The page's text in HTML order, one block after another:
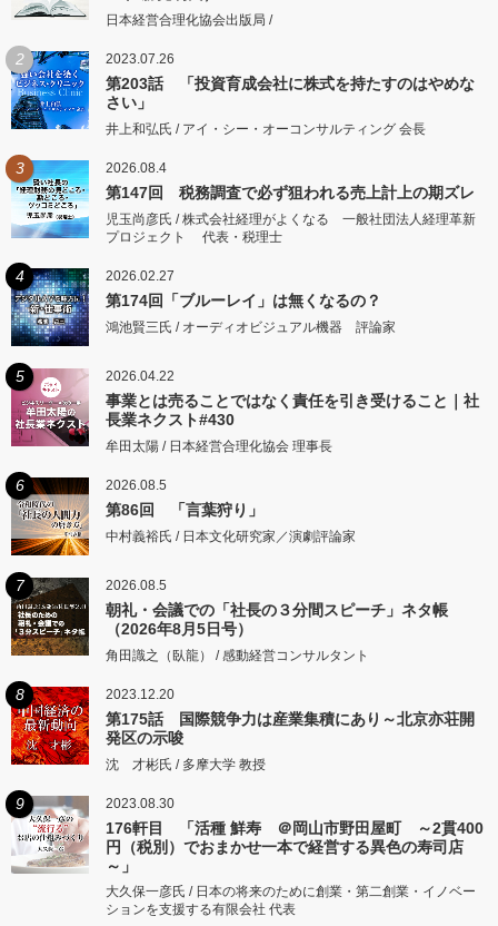
日本経営合理化協会出版局 /
2 2023.07.26
第203話 「投資育成会社に株式を持たすのはやめな
さい」
井上和弘氏 / アイ・シー・オーコンサルティング 会長
3 2026.08.4
第147回 税務調査で必ず狙われる売上計上の期ズレ
児玉尚彦氏 / 株式会社経理がよくなる 一般社団法人経理革新
プロジェクト 代表・税理士
4 2026.02.27
第174回「ブルーレイ」は無くなるの？
鴻池賢三氏 / オーディオビジュアル機器 評論家
5 2026.04.22
事業とは売ることではなく責任を引き受けること｜社
長業ネクスト#430
牟田太陽 / 日本経営合理化協会 理事長
6 2026.08.5
第86回 「言葉狩り」
中村義裕氏 / 日本文化研究家／演劇評論家
7 2026.08.5
朝礼・会議での「社長の３分間スピーチ」ネタ帳
（2026年8月5日号）
角田識之（臥龍） / 感動経営コンサルタント
8 2023.12.20
第175話 国際競争力は産業集積にあり～北京亦荘開
発区の示唆
沈 才彬氏 / 多摩大学 教授
9 2023.08.30
176軒目 「活種 鮮寿 ＠岡山市野田屋町 ～2貫400
円（税別）でおまかせ一本で経営する異色の寿司店
～」
大久保一彦氏 / 日本の将来のために創業・第二創業・イノベー
ションを支援する有限会社 代表